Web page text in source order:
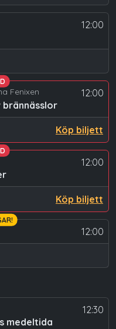
12:00
12:00
Fenixen
brännässlor
Köp biljett
12:00
Köp biljett
12:00
12:30
medeltida